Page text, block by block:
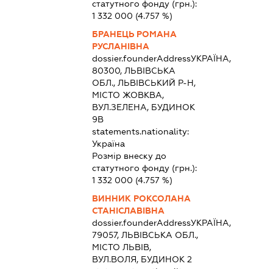
статутного фонду (грн.):
1 332 000 (4.757 %)
БРАНЕЦЬ РОМАНА
РУСЛАНІВНА
dossier.founderAddressУКРАЇНА,
80300, ЛЬВІВСЬКА
ОБЛ., ЛЬВІВСЬКИЙ Р-Н,
МІСТО ЖОВКВА,
ВУЛ.ЗЕЛЕНА, БУДИНОК
9В
statements.nationality:
Україна
Розмір внеску до
статутного фонду (грн.):
1 332 000 (4.757 %)
ВИННИК РОКСОЛАНА
СТАНІСЛАВІВНА
dossier.founderAddressУКРАЇНА,
79057, ЛЬВІВСЬКА ОБЛ.,
МІСТО ЛЬВІВ,
ВУЛ.ВОЛЯ, БУДИНОК 2